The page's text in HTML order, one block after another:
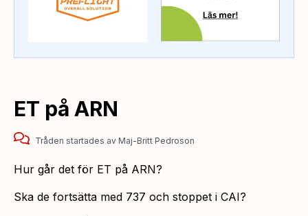
ET på ARN
Tråden startades av Maj-Britt Pedroson
Hur går det för ET på ARN?
Ska de fortsätta med 737 och stoppet i CAI?